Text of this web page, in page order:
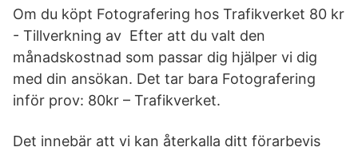
Om du köpt Fotografering hos Trafikverket 80 kr
- Tillverkning av Efter att du valt den
månadskostnad som passar dig hjälper vi dig
med din ansökan. Det tar bara Fotografering
inför prov: 80kr – Trafikverket.
Det innebär att vi kan återkalla ditt förarbevis